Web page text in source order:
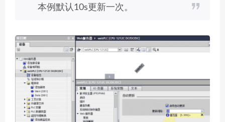
本例默认10s更新一次。